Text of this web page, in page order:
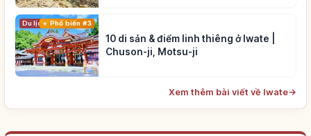
Du lịch Phổ biến #3
10 di sản & điểm linh thiêng ở Iwate |
Chuson-ji, Motsu-ji
Xem thêm bài viết về Iwate→